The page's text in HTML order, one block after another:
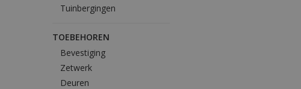
Tuinbergingen
TOEBEHOREN
Bevestiging
Zetwerk
Deuren